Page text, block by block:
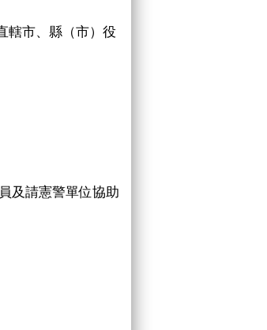
轄市、縣（市）役
及請憲警單位協助